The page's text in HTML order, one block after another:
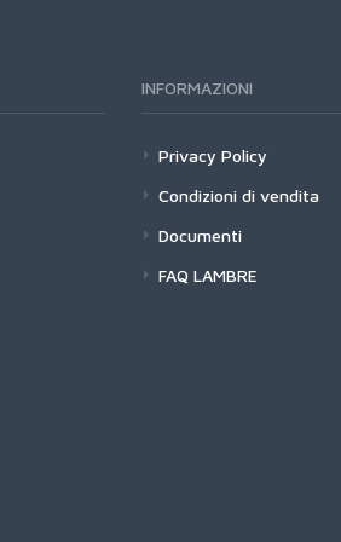
INFORMAZIONI
Privacy Policy
Condizioni di vendita
Documenti
FAQ LAMBRE